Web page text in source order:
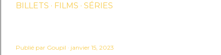
BILLETS FILMS SÉRIES
Publié par Goupil janvier 15, 2023